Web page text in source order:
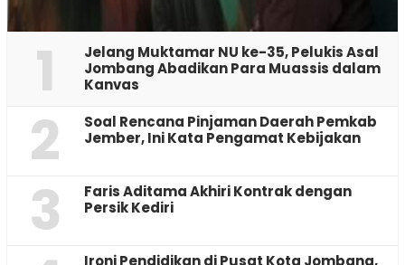
1
Jelang Muktamar NU ke-35, Pelukis Asal
Jombang Abadikan Para Muassis dalam
Kanvas
2
‎Soal Rencana Pinjaman Daerah Pemkab
Jember, Ini Kata Pengamat Kebijakan ‎
3
Faris Aditama Akhiri Kontrak dengan
Persik Kediri
Ironi Pendidikan di Pusat Kota Jombang,